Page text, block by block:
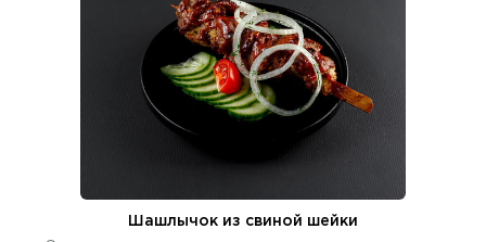
Шашлычок из свиной шейки